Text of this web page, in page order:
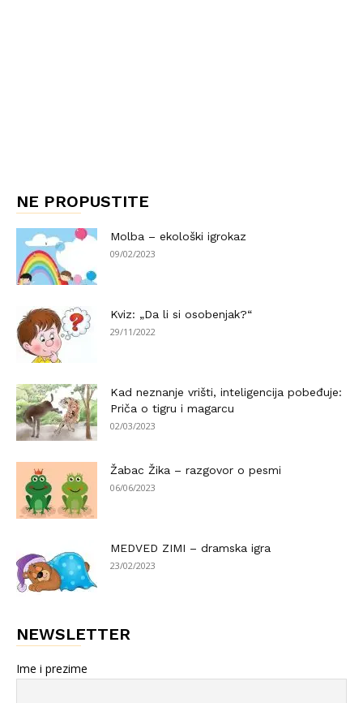
NE PROPUSTITE
Molba – ekološki igrokaz
09/02/2023
Kviz: „Da li si osobenjak?“
29/11/2022
Kad neznanje vrišti, inteligencija pobeđuje:
Priča o tigru i magarcu
02/03/2023
Žabac Žika – razgovor o pesmi
06/06/2023
MEDVED ZIMI – dramska igra
23/02/2023
NEWSLETTER
Ime i prezime